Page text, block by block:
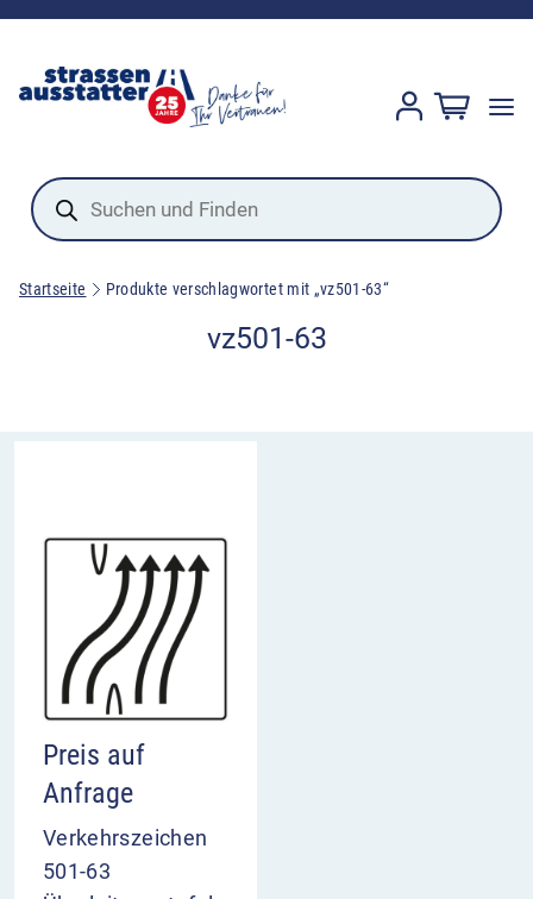
Products
search
Startseite Produkte verschlagwortet mit „vz501-63“
vz501-63
Preis auf
Anfrage
Verkehrszeichen
501-63